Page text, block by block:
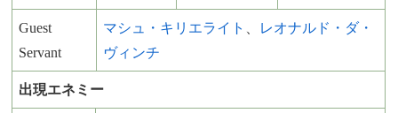
Guest
Servant
マシュ・キリエライト
レオナルド・ダ・
ヴィンチ
出現エネミー